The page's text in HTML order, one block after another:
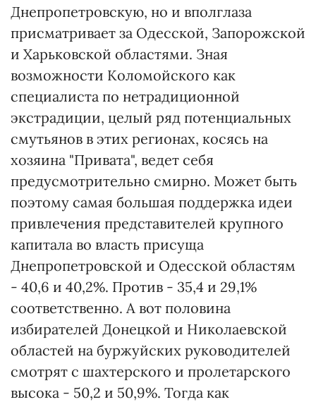
Днепропетровскую, но и вполглаза
присматривает за Одесской, Запорожской
и Харьковской областями. Зная
возможности Коломойского как
специалиста по нетрадиционной
экстрадиции, целый ряд потенциальных
смутьянов в этих регионах, косясь на
хозяина "Привата", ведет себя
предусмотрительно смирно. Может быть
поэтому самая большая поддержка идеи
привлечения представителей крупного
капитала во власть присуща
Днепропетровской и Одесской областям
- 40,6 и 40,2%. Против - 35,4 и 29,1%
соответственно. А вот половина
избирателей Донецкой и Николаевской
областей на буржуйских руководителей
смотрят с шахтерского и пролетарского
высока - 50,2 и 50,9%. Тогда как